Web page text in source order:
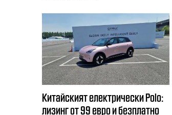
Китайският електрически Polo:
лизинг от 99 евро и безплатно